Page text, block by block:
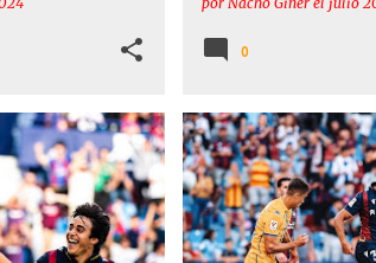
0
UD REPORTAJE AD ALCORCÓN
CRÓNICAS LEVANTE